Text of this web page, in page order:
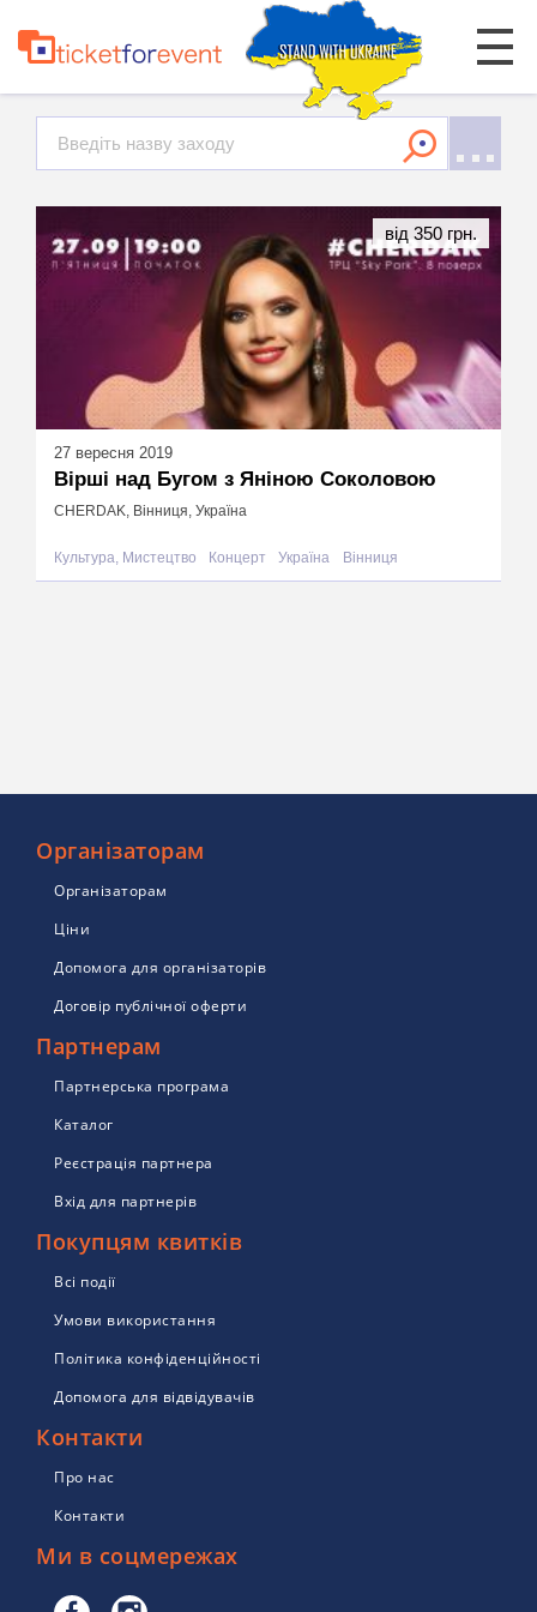
27 вересня 2019
Вірші над Бугом з Яніною Соколовою
CHERDAK, Вінниця, Україна
Культура, Мистецтво Концерт Україна Вінниця
від 350 грн.
Організаторам
Організаторам
Ціни
Допомога для організаторів
Договір публічної оферти
Партнерам
Партнерська програма
Каталог
Реєстрація партнера
Вхід для партнерів
Покупцям квитків
Всі події
Умови використання
Політика конфіденційності
Допомога для відвідувачів
Контакти
Про нас
Контакти
Ми в соцмережах